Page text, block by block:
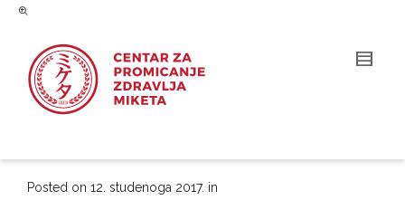
Posted on 12. studenoga 2017. in